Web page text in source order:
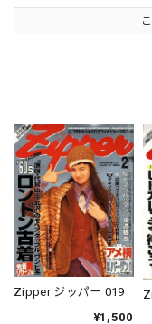
Zipper ジッパー 019
¥1,500